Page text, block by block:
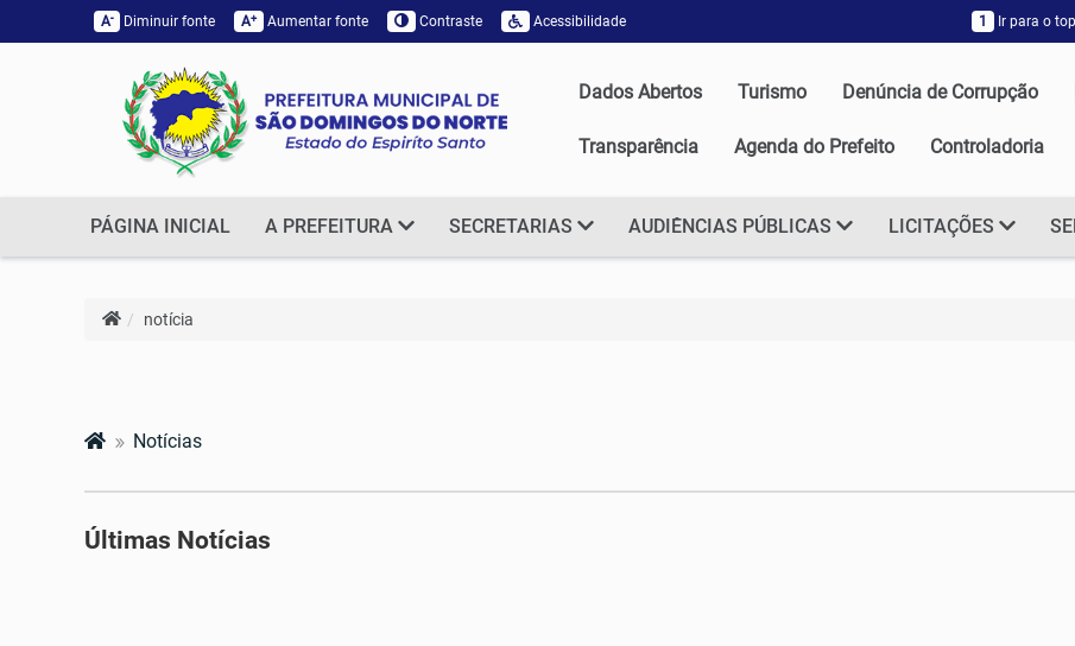
A- Diminuir fonte A+ Aumentar fonte Contraste Acessibilidade 1 Ir para o
Dados Abertos Turismo Denúncia de Corrupção
Transparência Agenda do Prefeito Controladoria
PÁGINA INICIAL A PREFEITURA SECRETARIAS AUDIÊNCIAS PÚBLICAS LICITAÇÕES
notícia
Notícias
Últimas Notícias